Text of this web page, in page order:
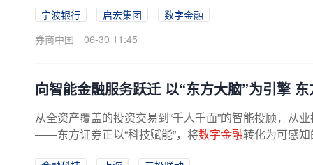
宁波银行 启宏集团
数字金融
券商中国
06-30 11:45
向智能金融服务跃迁 以“东方大脑”为引擎
从全资产覆盖的投资交易到“千人千面”的智能投顾，从
——东方证券正以“科技赋能”，将数字金融转化为可感